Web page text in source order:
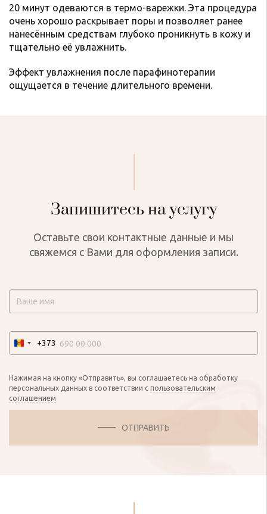
20 минут одеваются в термо-варежки. Эта процедура
очень хорошо раскрывает поры и позволяет ранее
нанесённым средствам глубоко проникнуть в кожу и
тщательно её увлажнить.
Эффект увлажнения после парафинотерапии
ощущается в течение длительного времени.
Запишитесь на услугу
Оставьте свои контактные данные и мы
свяжемся с Вами для оформления записи.
+373
Нажимая на кнопку «Отправить», вы соглашаетесь на обработку
персональных данных в соответствии с пользовательским
соглашением
ОТПРАВИТЬ